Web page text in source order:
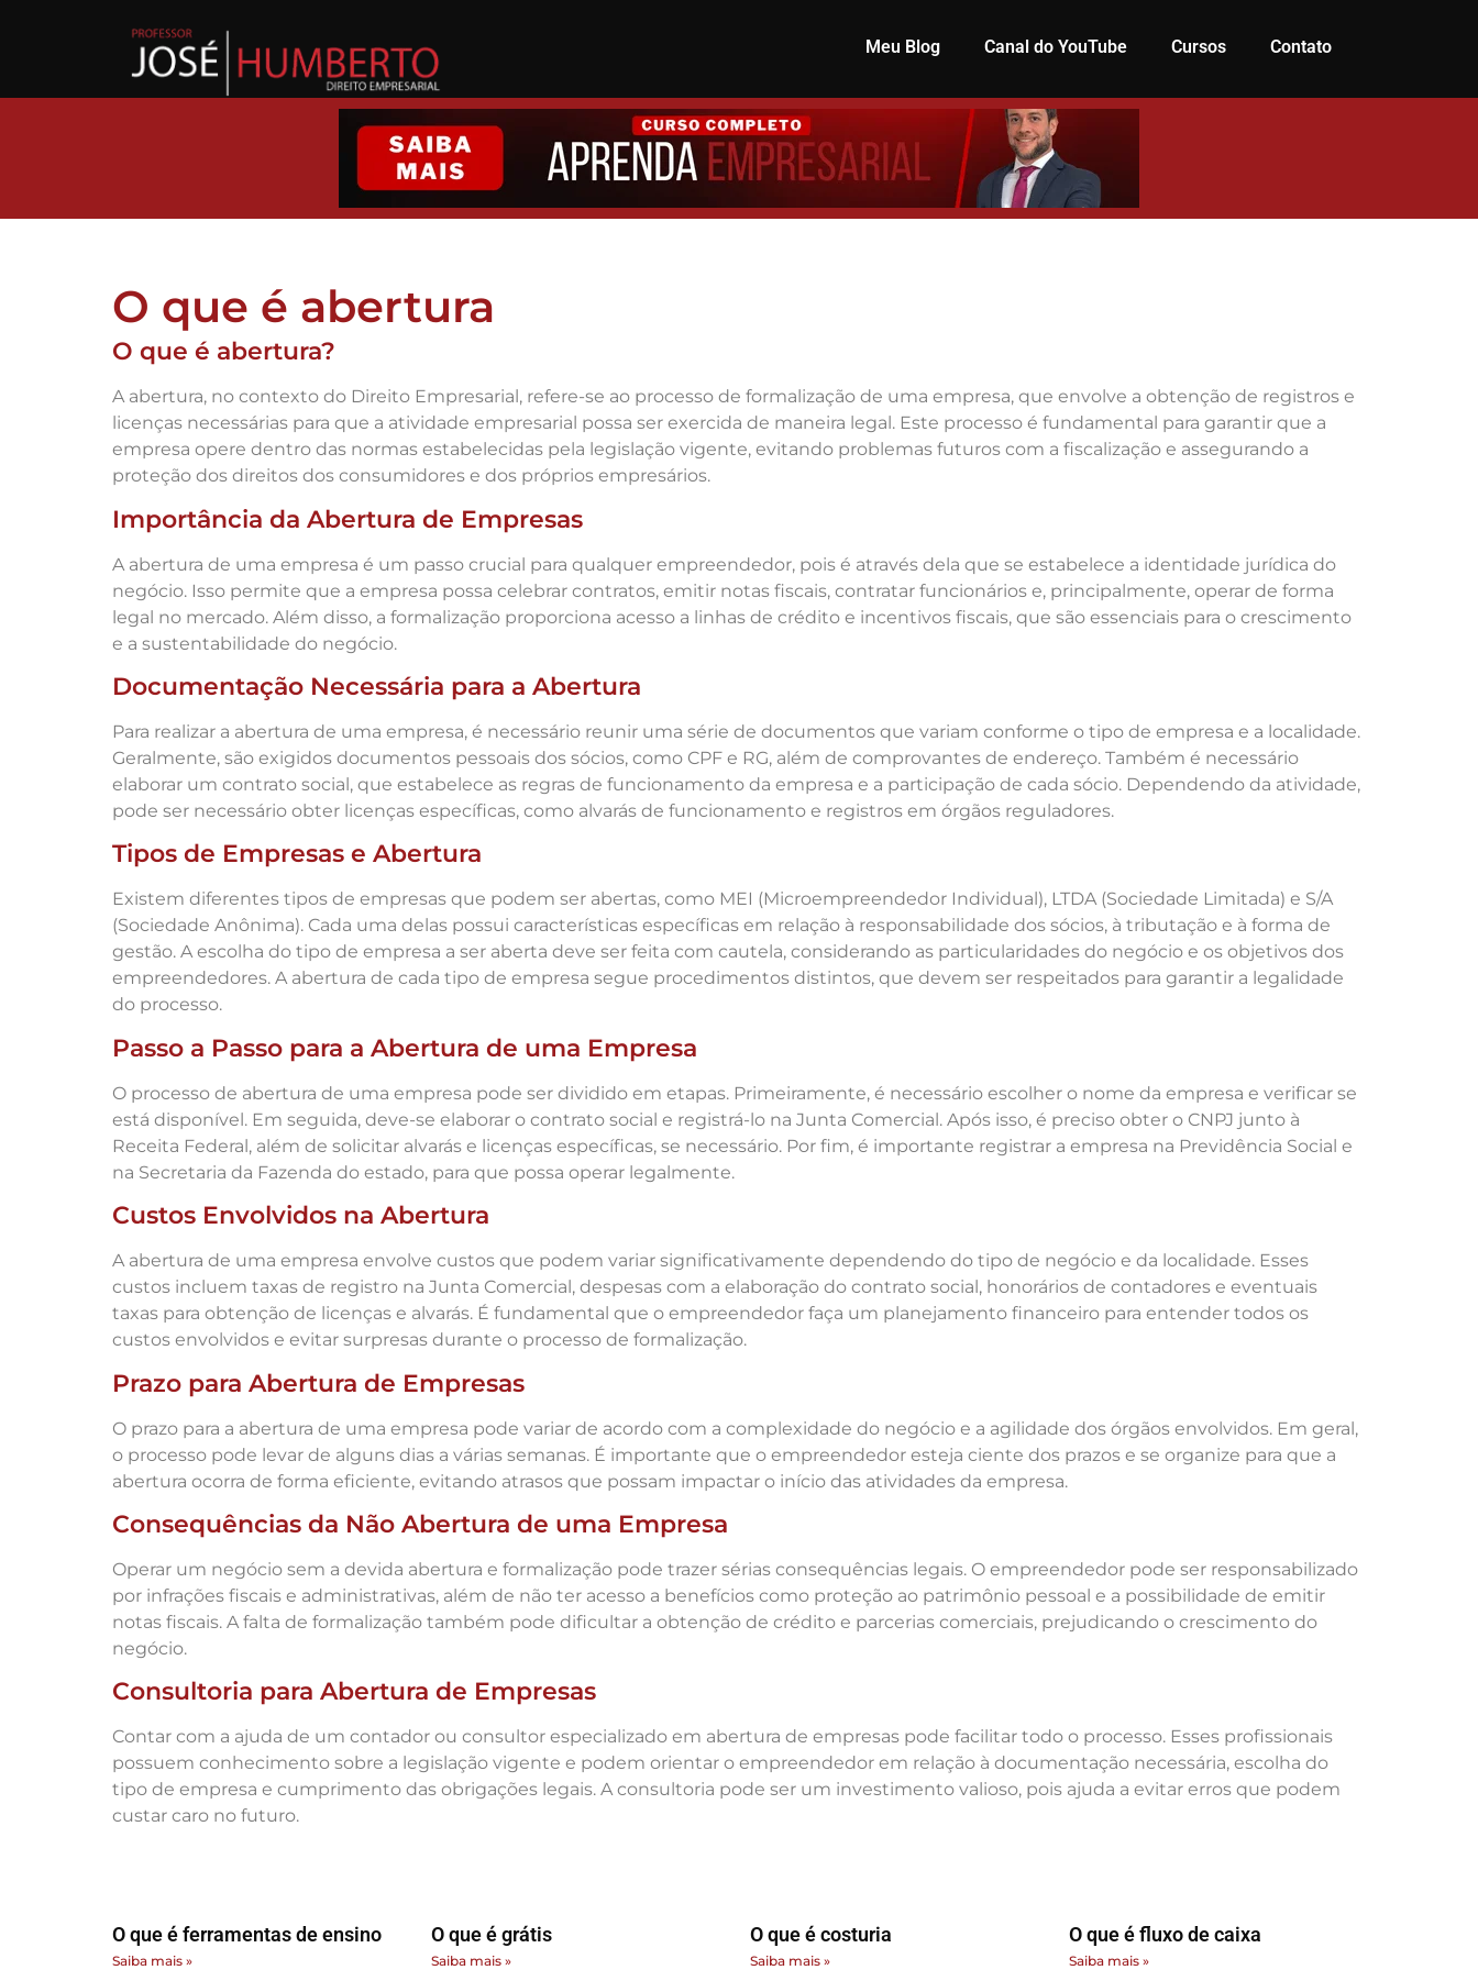
Meu Blog Canal do YouTube Cursos Contato
O que é abertura
O que é abertura?
A abertura, no contexto do Direito Empresarial, refere-se ao processo de formalização de uma empresa, que envolve a obtenção de registros e
licenças necessárias para que a atividade empresarial possa ser exercida de maneira legal. Este processo é fundamental para garantir que a
empresa opere dentro das normas estabelecidas pela legislação vigente, evitando problemas futuros com a fiscalização e assegurando a
proteção dos direitos dos consumidores e dos próprios empresários.
Importância da Abertura de Empresas
A abertura de uma empresa é um passo crucial para qualquer empreendedor, pois é através dela que se estabelece a identidade jurídica do
negócio. Isso permite que a empresa possa celebrar contratos, emitir notas fiscais, contratar funcionários e, principalmente, operar de forma
legal no mercado. Além disso, a formalização proporciona acesso a linhas de crédito e incentivos fiscais, que são essenciais para o crescimento
e a sustentabilidade do negócio.
Documentação Necessária para a Abertura
Para realizar a abertura de uma empresa, é necessário reunir uma série de documentos que variam conforme o tipo de empresa e a localidade.
Geralmente, são exigidos documentos pessoais dos sócios, como CPF e RG, além de comprovantes de endereço. Também é necessário
elaborar um contrato social, que estabelece as regras de funcionamento da empresa e a participação de cada sócio. Dependendo da atividade,
pode ser necessário obter licenças específicas, como alvarás de funcionamento e registros em órgãos reguladores.
Tipos de Empresas e Abertura
Existem diferentes tipos de empresas que podem ser abertas, como MEI (Microempreendedor Individual), LTDA (Sociedade Limitada) e S/A
(Sociedade Anônima). Cada uma delas possui características específicas em relação à responsabilidade dos sócios, à tributação e à forma de
gestão. A escolha do tipo de empresa a ser aberta deve ser feita com cautela, considerando as particularidades do negócio e os objetivos dos
empreendedores. A abertura de cada tipo de empresa segue procedimentos distintos, que devem ser respeitados para garantir a legalidade
do processo.
Passo a Passo para a Abertura de uma Empresa
O processo de abertura de uma empresa pode ser dividido em etapas. Primeiramente, é necessário escolher o nome da empresa e verificar se
está disponível. Em seguida, deve-se elaborar o contrato social e registrá-lo na Junta Comercial. Após isso, é preciso obter o CNPJ junto à
Receita Federal, além de solicitar alvarás e licenças específicas, se necessário. Por fim, é importante registrar a empresa na Previdência Social e
na Secretaria da Fazenda do estado, para que possa operar legalmente.
Custos Envolvidos na Abertura
A abertura de uma empresa envolve custos que podem variar significativamente dependendo do tipo de negócio e da localidade. Esses
custos incluem taxas de registro na Junta Comercial, despesas com a elaboração do contrato social, honorários de contadores e eventuais
taxas para obtenção de licenças e alvarás. É fundamental que o empreendedor faça um planejamento financeiro para entender todos os
custos envolvidos e evitar surpresas durante o processo de formalização.
Prazo para Abertura de Empresas
O prazo para a abertura de uma empresa pode variar de acordo com a complexidade do negócio e a agilidade dos órgãos envolvidos. Em geral,
o processo pode levar de alguns dias a várias semanas. É importante que o empreendedor esteja ciente dos prazos e se organize para que a
abertura ocorra de forma eficiente, evitando atrasos que possam impactar o início das atividades da empresa.
Consequências da Não Abertura de uma Empresa
Operar um negócio sem a devida abertura e formalização pode trazer sérias consequências legais. O empreendedor pode ser responsabilizado
por infrações fiscais e administrativas, além de não ter acesso a benefícios como proteção ao patrimônio pessoal e a possibilidade de emitir
notas fiscais. A falta de formalização também pode dificultar a obtenção de crédito e parcerias comerciais, prejudicando o crescimento do
negócio.
Consultoria para Abertura de Empresas
Contar com a ajuda de um contador ou consultor especializado em abertura de empresas pode facilitar todo o processo. Esses profissionais
possuem conhecimento sobre a legislação vigente e podem orientar o empreendedor em relação à documentação necessária, escolha do
tipo de empresa e cumprimento das obrigações legais. A consultoria pode ser um investimento valioso, pois ajuda a evitar erros que podem
custar caro no futuro.
O que é ferramentas de ensino
Saiba mais »
O que é grátis
Saiba mais »
O que é costuria
Saiba mais »
O que é fluxo de caixa
Saiba mais »